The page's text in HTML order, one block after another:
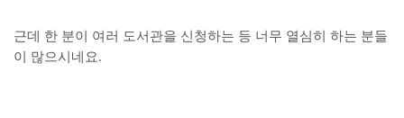
근데 한 분이 여러 도서관을 신청하는 등 너무 열심히 하는 분들
이 많으시네요.